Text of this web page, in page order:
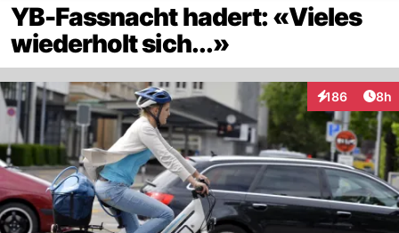
YB-Fassnacht hadert: «Vieles
wiederholt sich...»
186
Interaktionen
8h